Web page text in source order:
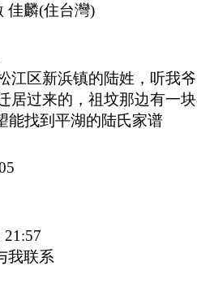
佳麟(住台灣)
江区新浜镇的陆姓，听我
居过来的，祖坟那边有一
能找到平湖的陆氏家谱
21:57
我联系